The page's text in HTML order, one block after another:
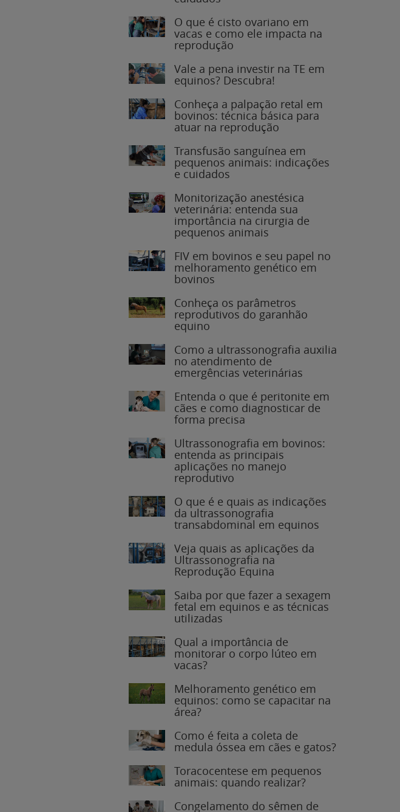
O que é cisto ovariano em
vacas e como ele impacta na
reprodução
Vale a pena investir na TE em
equinos? Descubra!
Conheça a palpação retal em
bovinos: técnica básica para
atuar na reprodução
Transfusão sanguínea em
pequenos animais: indicações
e cuidados
Monitorização anestésica
veterinária: entenda sua
importância na cirurgia de
pequenos animais
FIV em bovinos e seu papel no
melhoramento genético em
bovinos
Conheça os parâmetros
reprodutivos do garanhão
equino
Como a ultrassonografia auxilia
no atendimento de
emergências veterinárias
Entenda o que é peritonite em
cães e como diagnosticar de
forma precisa
Ultrassonografia em bovinos:
entenda as principais
aplicações no manejo
reprodutivo
O que é e quais as indicações
da ultrassonografia
transabdominal em equinos
Veja quais as aplicações da
Ultrassonografia na
Reprodução Equina
Saiba por que fazer a sexagem
fetal em equinos e as técnicas
utilizadas
Qual a importância de
monitorar o corpo lúteo em
vacas?
Melhoramento genético em
equinos: como se capacitar na
área?
Como é feita a coleta de
medula óssea em cães e gatos?
Toracocentese em pequenos
animais: quando realizar?
Congelamento do sêmen de